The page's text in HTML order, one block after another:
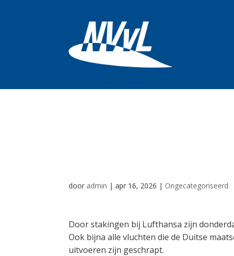
door admin |apr 16, 2026 | Ongecategoriseerd
Door stakingen bij Lufthansa zijn
Ook bijna alle vluchten die de Duitse
uitvoeren zijn geschrapt.